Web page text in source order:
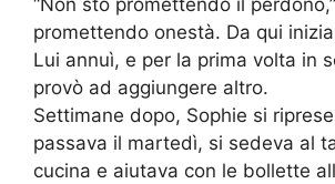
“Non sto promettendo il
promettendo onestà. Da qui
Lui annuì, e per la prima volta in
provò ad aggiungere altro.
Settimane dopo, Sophie si
passava il martedì, si sedeva al
cucina e aiutava con le bollette